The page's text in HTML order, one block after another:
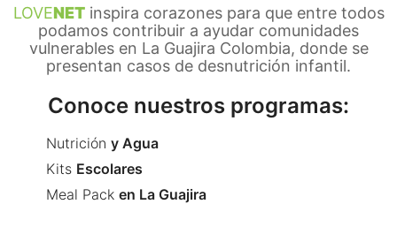
LOVENETinspira corazones para que entre todos
podamos contribuir a ayudar comunidades
vulnerables en La Guajira Colombia, donde se
presentan casos de desnutrición infantil.
Conoce nuestros programas:
Nutrición y Agua
Kits Escolares
Meal Pack en La Guajira